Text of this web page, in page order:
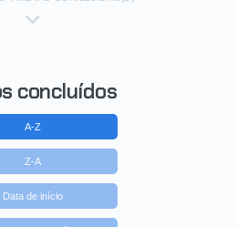
concluídos
A-Z
Z-A
Data de início